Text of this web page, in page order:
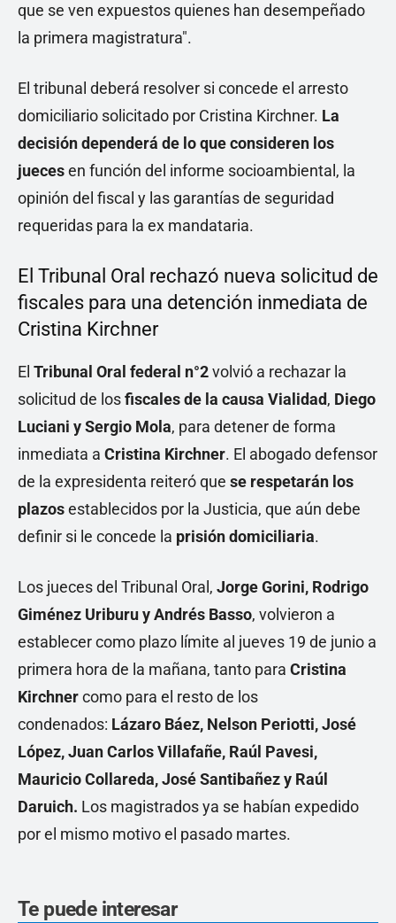
que se ven expuestos quienes han desempeñado
la primera magistratura".
El tribunal deberá resolver si concede el arresto
domiciliario solicitado por Cristina Kirchner. La
decisión dependerá de lo que consideren los
juecesen función del informe socioambiental, la
opinión del fiscal y las garantías de seguridad
requeridas para la ex mandataria.
El Tribunal Oral rechazó nueva solicitud de
fiscales para una detención inmediata de
Cristina Kirchner
El Tribunal Oral federal n°2volvió a rechazar la
solicitud de losfiscales de la causa Vialidad, Diego
Luciani y Sergio Mola, para detener de forma
inmediata a Cristina Kirchner. El abogado defensor
de la expresidenta reiteró que se respetarán los
plazosestablecidos por la Justicia, que aún debe
definir si le concede la prisión domiciliaria.
Los jueces del Tribunal Oral, Jorge Gorini, Rodrigo
Giménez Uriburu y Andrés Basso, volvieron a
establecer como plazo límite al jueves 19 de junio a
primera hora de la mañana, tanto para Cristina
Kirchnercomo para el resto de los
condenados: Lázaro Báez, Nelson Periotti, José
López, Juan Carlos Villafañe, Raúl Pavesi,
Mauricio Collareda, José Santibañez y Raúl
Daruich. Los magistrados ya se habían expedido
por el mismo motivo el pasado martes.
Te puede interesar